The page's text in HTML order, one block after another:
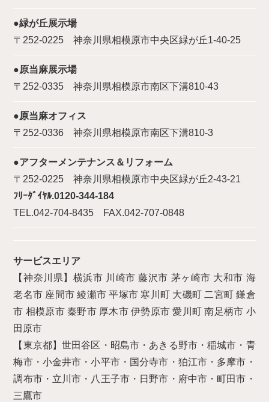
●緑が丘展示場
〒252-0225 神奈川県相模原市中央区緑が丘1-40-25
●原当麻展示場
〒252-0335 神奈川県相模原市南区下溝810-43
●原当麻オフィス
〒252-0336 神奈川県相模原市南区下溝810-3
●アフターメンテナンス＆リフォーム
〒252-0225 神奈川県相模原市中央区緑が丘2-43-21
ﾌﾘｰﾀﾞｲﾔﾙ.0120-344-184
TEL.042-704-8435 FAX.042-707-0848
サービスエリア
【神奈川県】横浜市 川崎市 藤沢市 茅ヶ崎市 大和市 海
老名市 座間市 綾瀬市 平塚市 寒川町 大磯町 二宮町 鎌倉
市 相模原市 秦野市 厚木市 伊勢原市 愛川町 南足柄市 小
田原市
【東京都】世田谷区・昭島市・あきる野市・稲城市・青
梅市・小金井市・小平市・国分寺市・狛江市・多摩市・
調布市・立川市・八王子市・日野市・府中市・町田市・
三鷹市